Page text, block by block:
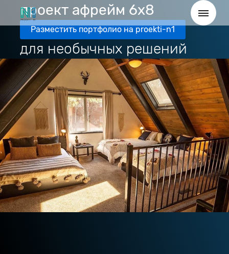
проект афрейм 6х8
Разместить портфолио на proekti-n1
для необычных решений